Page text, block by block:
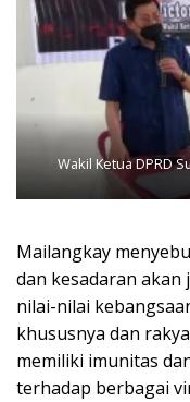
Wakil Ketua DPRD
Mailangkay
dan kesadaran akan
nilai-nilai
khususnya dan
memiliki imunitas
terhadap berbagai